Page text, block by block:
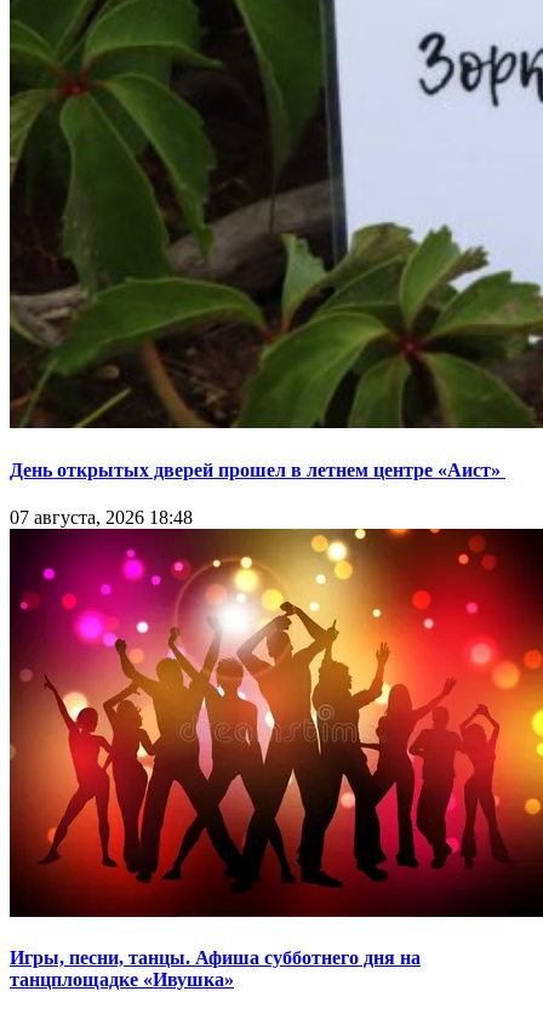
День открытых дверей прошел в летнем центре «Аист»
07 августа, 2026 18:48
Игры, песни, танцы. Афиша субботнего дня на
танцплощадке «Ивушка»